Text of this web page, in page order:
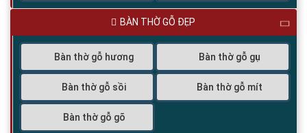
BÀN THỜ GỖ ĐẸP
Bàn thờ gỗ hương Bàn thờ gỗ gụ
Bàn thờ gỗ sồi Bàn thờ gỗ mít
Bàn thờ gỗ gõ